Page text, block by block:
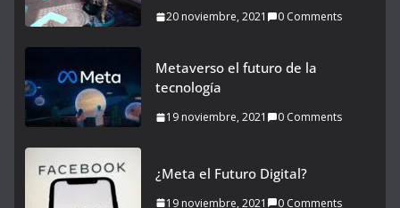
20 noviembre, 2021 0 Comments
Metaverso el futuro de la
tecnología
19 noviembre, 2021 0 Comments
¿Meta el Futuro Digital?
19 noviembre, 2021 0 Comments